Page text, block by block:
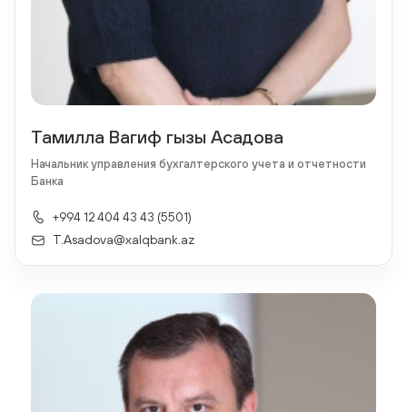
Тамилла Вагиф гызы Асадова
Начальник управления бухгалтерского учета и отчетности
Банка
+994 12 404 43 43 (5501)
T.Asadova@xalqbank.az